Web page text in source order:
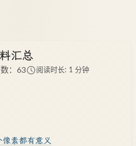
汇总
：63
阅读时长: 1 分钟
素都有意义